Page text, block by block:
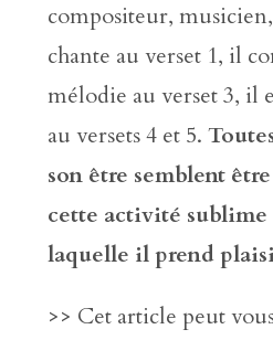
compositeur,
chante au verset 1, il
mélodie au verset 3, il
au versets 4 et 5.
son être semblent
cette activité sublime
laquelle il prend
>> Cet article peut